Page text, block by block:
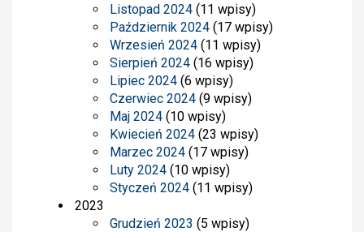
Listopad 2024 (11 wpisy)
Październik 2024 (17 wpisy)
Wrzesień 2024 (11 wpisy)
Sierpień 2024 (16 wpisy)
Lipiec 2024 (6 wpisy)
Czerwiec 2024 (9 wpisy)
Maj 2024 (10 wpisy)
Kwiecień 2024 (23 wpisy)
Marzec 2024 (17 wpisy)
Luty 2024 (10 wpisy)
Styczeń 2024 (11 wpisy)
2023
Grudzień 2023 (5 wpisy)